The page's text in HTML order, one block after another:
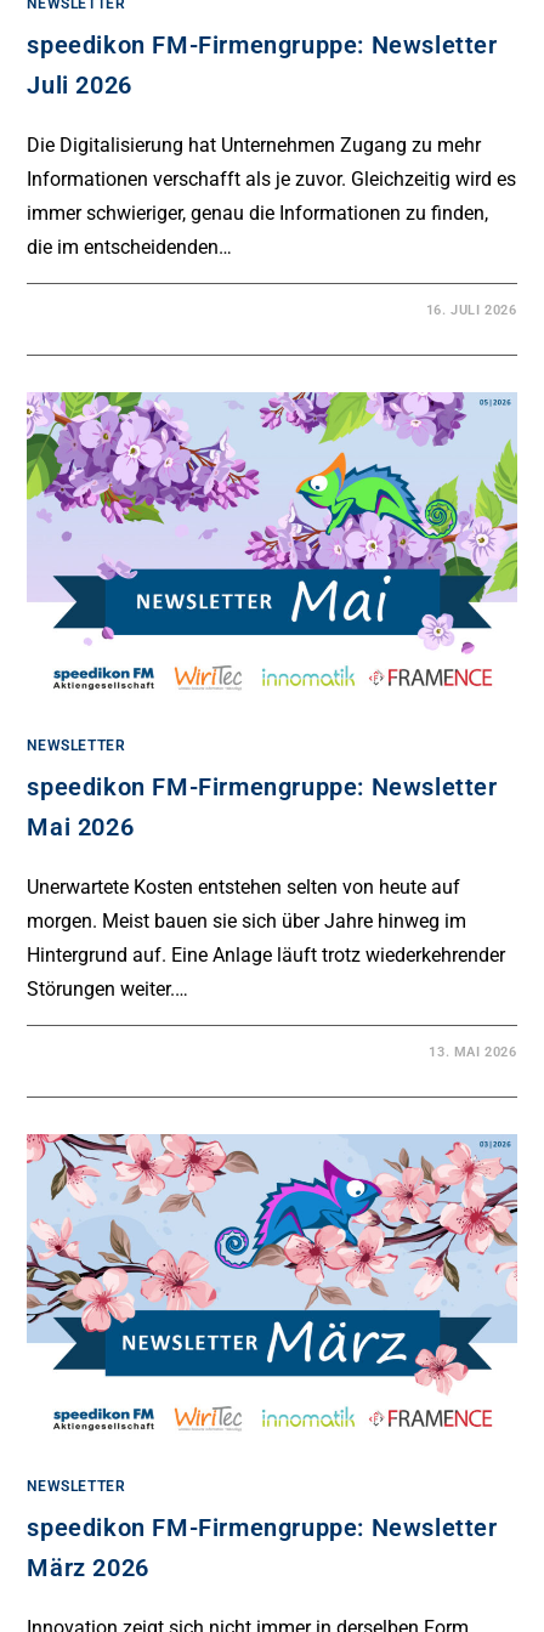
speedikon FM-Firmengruppe: Newsletter
Juli 2026
Die Digitalisierung hat Unternehmen Zugang zu mehr
Informationen verschafft als je zuvor. Gleichzeitig wird es
immer schwieriger, genau die Informationen zu finden,
die im entscheidenden…
16. JULI 2026
NEWSLETTER
speedikon FM-Firmengruppe: Newsletter
Mai 2026
Unerwartete Kosten entstehen selten von heute auf
morgen. Meist bauen sie sich über Jahre hinweg im
Hintergrund auf. Eine Anlage läuft trotz wiederkehrender
Störungen weiter.…
13. MAI 2026
NEWSLETTER
speedikon FM-Firmengruppe: Newsletter
März 2026